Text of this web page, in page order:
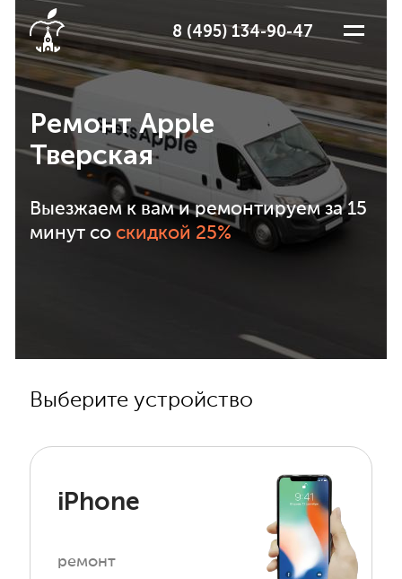
8 (495) 134-90-47
Ремонт Apple
Тверская
Выезжаем к вам и ремонтируем за 15
минут со скидкой 25%
Выберите устройство
iPhone
ремонт